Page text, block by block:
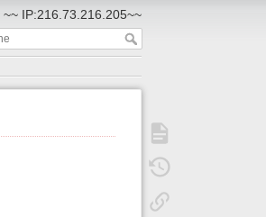
IP:216.73.216.205~~